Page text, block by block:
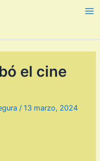
el cine
/13 marzo, 2024